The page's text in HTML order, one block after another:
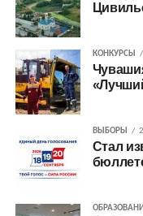
КОНКУРСЫ
ВЫБОРЫ
Стал